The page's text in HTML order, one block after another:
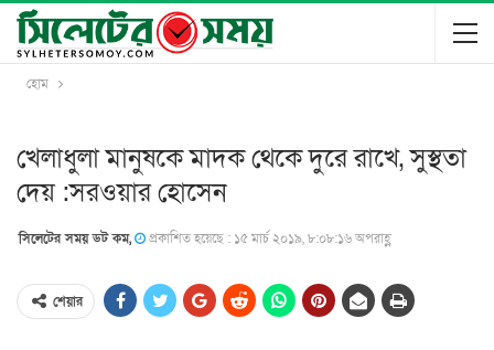
হোম
খেলাধুলা মানুষকে মাদক থেকে দুরে রাখে, সুস্থতা
দেয় :সরওয়ার হোসেন
সিলেটের সময় ডট কম, প্রকাশিত হয়েছে : ১৫ মার্চ ২০১৯, ৮:০৮:১৬ অপরাহ্ণ
শেয়ার